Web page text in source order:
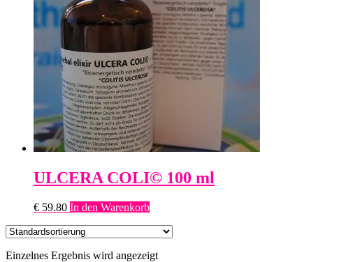
ULCERA COLI© 100 ml
€ 59.80 In den Warenkorb
Einzelnes Ergebnis wird angezeigt